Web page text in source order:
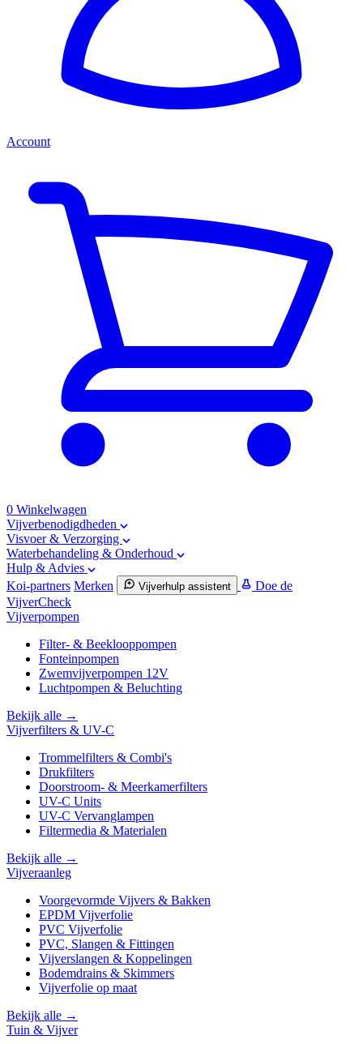
Account
0 Winkelwagen
Vijverbenodigdheden
Visvoer & Verzorging
Waterbehandeling & Onderhoud
Hulp & Advies
Koi-partners Merken Vijverhulp assistent
Doe de
VijverCheck
Vijverpompen
Filter- & Beeklooppompen
Fonteinpompen
Zwemvijverpompen 12V
Luchtpompen & Beluchting
Bekijk alle →
Vijverfilters & UV-C
Trommelfilters & Combi's
Drukfilters
Doorstroom- & Meerkamerfilters
UV-C Units
UV-C Vervanglampen
Filtermedia & Materialen
Bekijk alle →
Vijveraanleg
Voorgevormde Vijvers & Bakken
EPDM Vijverfolie
PVC Vijverfolie
PVC, Slangen & Fittingen
Vijverslangen & Koppelingen
Bodemdrains & Skimmers
Vijverfolie op maat
Bekijk alle →
Tuin & Vijver